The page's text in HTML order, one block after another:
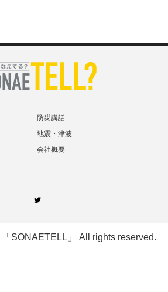
防災講話
地震・津波
会社概要
SONAETELL」 All rights reserved.